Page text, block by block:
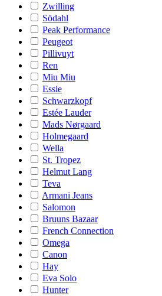
Zwilling
Södahl
Peak Performance
Peugeot
Pillivuyt
Ren
Miu Miu
Essie
Schwarzkopf
Estée Lauder
Mads Nørgaard
Holmegaard
Wella
St. Tropez
Helmut Lang
Teva
Armani Jeans
Salomon
Bruuns Bazaar
French Connection
Omega
Canon
Hay
Eva Solo
Hunter